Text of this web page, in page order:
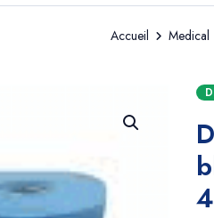
Accueil Medical